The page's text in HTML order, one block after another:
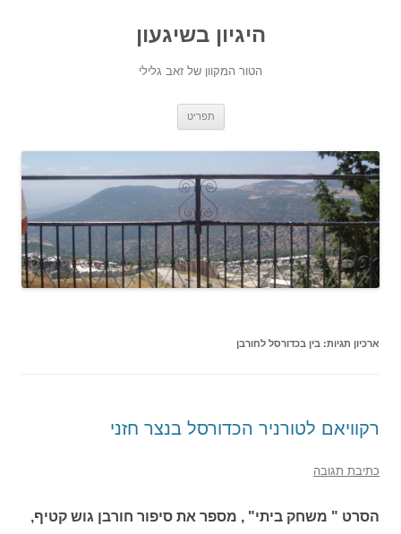
היגיון בשיגעון
הטור המקוון של זאב גלילי
תפריט
ארכיון תגיות: בין בכדורסל לחורבן
רקוויאם לטורניר הכדורסל בנצר חזני
כתיבת תגובה
הסרט " משחק ביתי" , מספר את סיפור חורבן גוש קטיף,